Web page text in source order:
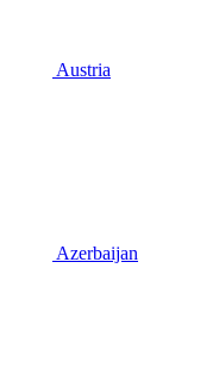
Austria
Azerbaijan